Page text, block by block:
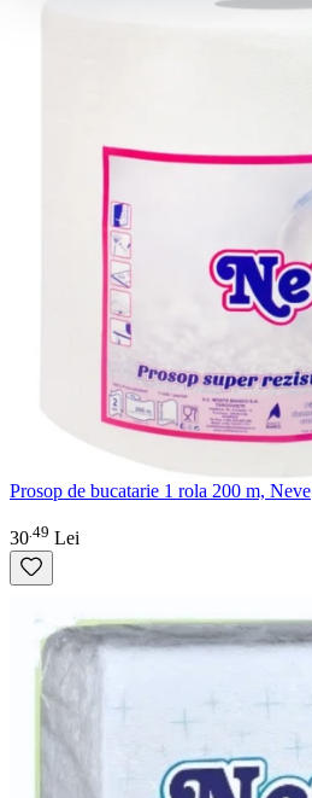
Prosop de bucatarie 1 rola 200 m, Neve
30 49 Lei